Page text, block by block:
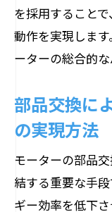
を採用すること
動作を実現しま
ーターの総合的
部品交換に
の実現方法
モーターの部品
結する重要な手
ギー効率を低下